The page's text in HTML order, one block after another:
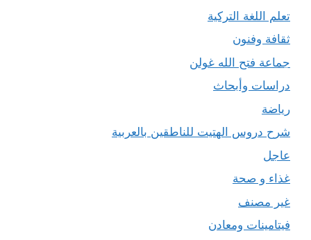
تعلم اللغة التركية
ثقافة وفنون
جماعة فتح الله غولن
دراسات وأبحاث
رياضة
شرح دروس الهتيت للناطقين بالعربية
عاجل
غذاء و صحة
غير مصنف
فيتامينات ومعادن